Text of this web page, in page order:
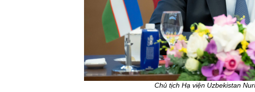
Chủ tịch Hạ viện Uzbekistan